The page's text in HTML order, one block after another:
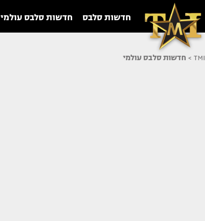
חדשות סלבס חדשות סלבס עולמי
TMI
> חדשות סלבס עולמי